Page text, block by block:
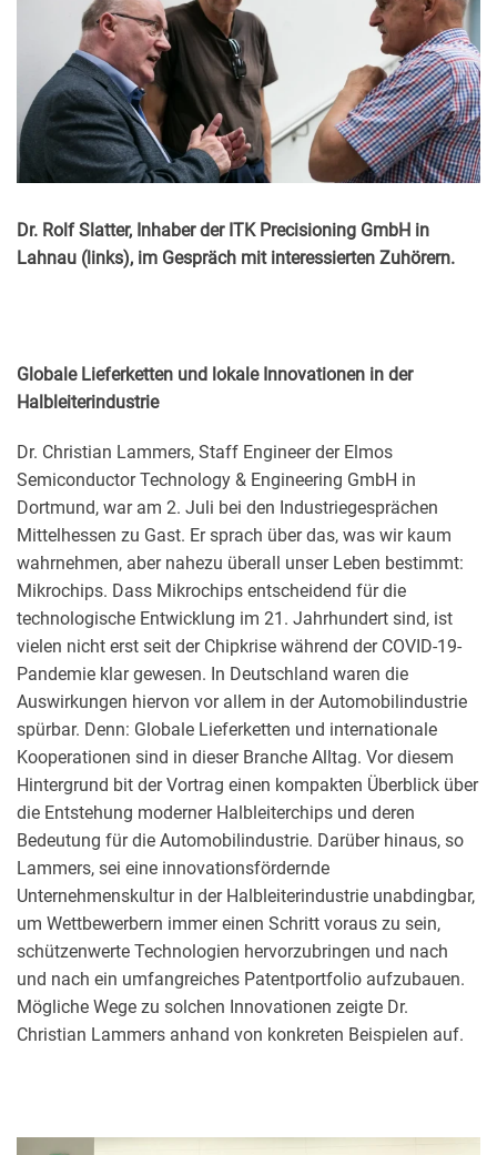
Dr. Rolf Slatter, Inhaber der ITK Precisioning GmbH in
Lahnau (links), im Gespräch mit interessierten Zuhörern.
Globale Lieferketten und lokale Innovationen in der
Halbleiterindustrie
Dr. Christian Lammers, Staff Engineer der Elmos
Semiconductor Technology & Engineering GmbH in
Dortmund, war am 2. Juli bei den Industriegesprächen
Mittelhessen zu Gast. Er sprach über das, was wir kaum
wahrnehmen, aber nahezu überall unser Leben bestimmt:
Mikrochips. Dass Mikrochips entscheidend für die
technologische Entwicklung im 21. Jahrhundert sind, ist
vielen nicht erst seit der Chipkrise während der COVID-19-
Pandemie klar gewesen. In Deutschland waren die
Auswirkungen hiervon vor allem in der Automobilindustrie
spürbar. Denn: Globale Lieferketten und internationale
Kooperationen sind in dieser Branche Alltag. Vor diesem
Hintergrund bit der Vortrag einen kompakten Überblick über
die Entstehung moderner Halbleiterchips und deren
Bedeutung für die Automobilindustrie. Darüber hinaus, so
Lammers, sei eine innovationsfördernde
Unternehmenskultur in der Halbleiterindustrie unabdingbar,
um Wettbewerbern immer einen Schritt voraus zu sein,
schützenwerte Technologien hervorzubringen und nach
und nach ein umfangreiches Patentportfolio aufzubauen.
Mögliche Wege zu solchen Innovationen zeigte Dr.
Christian Lammers anhand von konkreten Beispielen auf.